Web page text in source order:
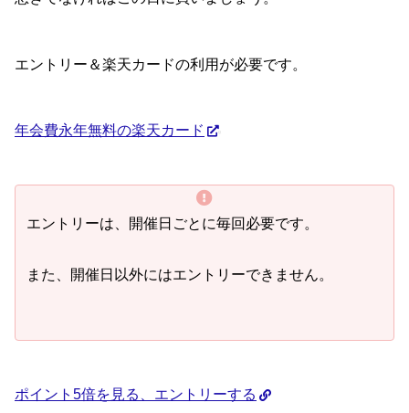
エントリー＆楽天カードの利用が必要です。
年会費永年無料の楽天カード
エントリーは、開催日ごとに毎回必要です。
また、開催日以外にはエントリーできません。
ポイント5倍を見る、エントリーする